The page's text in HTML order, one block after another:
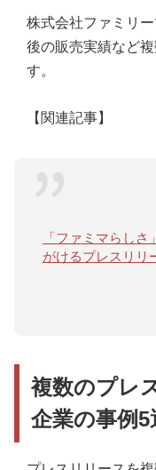
株式会社ファミリ
後の販売実績など
す。
【関連記事】
「ファミマらし
がけるプレスリリ
複数のプレ
企業の事例5